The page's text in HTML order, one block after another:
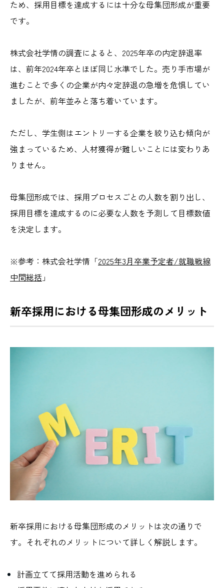
ため、採用目標を達成するには十分な母集団形成が重要
です。
株式会社学情の調査によると、2025年卒の内定辞退率
は、前年2024年卒とほぼ同じ水準でした。売り手市場が
進むことで多くの企業が内々定辞退の急増を危惧してい
ましたが、前年並みと落ち着いています。
ただし、学生側はエントリーする企業を絞り込む傾向が
強まっているため、人材獲得が難しいことには変わりあ
りません。
母集団形成では、採用プロセスごとの人数を割り出し、
採用目標を達成するのに必要な人数を予測して目標数値
を決定します。
※参考： 株式会社学情「2025年3月卒業予定者/就職戦線
中間総括 」
新卒採用における母集団形成のメリット
新卒採用における母集団形成のメリットは次の通りで
す。それぞれのメリットについて詳しく解説します。
計画立てて採用活動を進められる